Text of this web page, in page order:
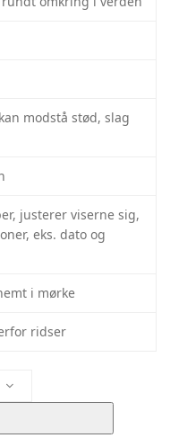
modstå stød, slag
justerer viserne sig,
eks. dato og
i mørke
ridser